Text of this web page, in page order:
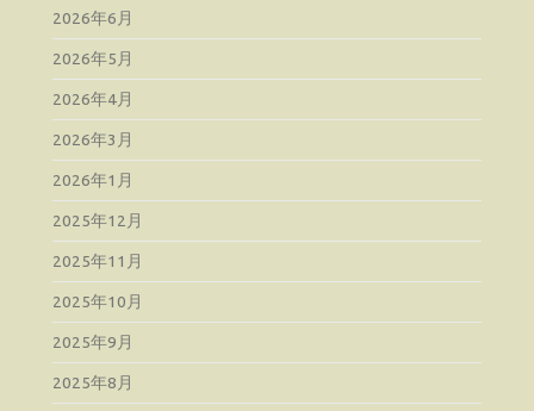
2026年6月
2026年5月
2026年4月
2026年3月
2026年1月
2025年12月
2025年11月
2025年10月
2025年9月
2025年8月